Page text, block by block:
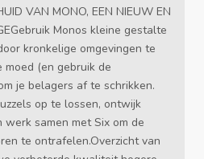
VAN MONO, EEN NIEUW EN
Monos kleine gestalte
kronkelige omgevingen te
(en gebruik de
je belagers af te schrikken.
op te lossen, ontwijk
samen met Six om de
te ontrafelen.Overzicht van